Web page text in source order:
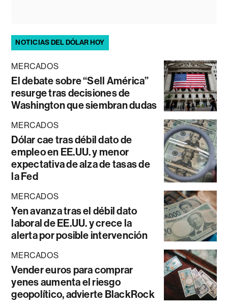
NOTICIAS DEL DÓLAR HOY
MERCADOS
El debate sobre “Sell América”
resurge tras decisiones de
Washington que siembran dudas
MERCADOS
Dólar cae tras débil dato de
empleo en EE.UU. y menor
expectativa de alza de tasas de
la Fed
MERCADOS
Yen avanza tras el débil dato
laboral de EE.UU. y crece la
alerta por posible intervención
MERCADOS
Vender euros para comprar
yenes aumenta el riesgo
geopolítico, advierte BlackRock